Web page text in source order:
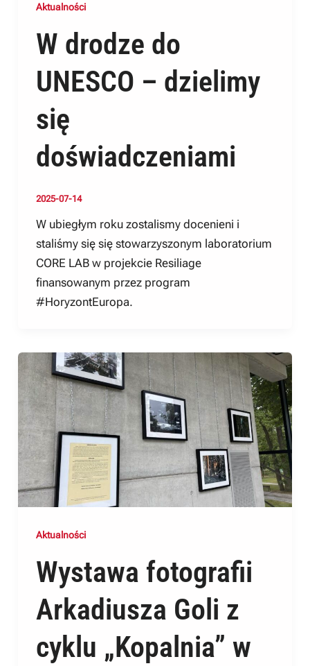
Aktualności
W drodze do
UNESCO – dzielimy
się
doświadczeniami
2025-07-14
W ubiegłym roku zostalismy docenieni i
staliśmy się się stowarzyszonym laboratorium
CORE LAB w projekcie Resiliage
finansowanym przez program
#HoryzontEuropa.
Aktualności
Wystawa fotografii
Arkadiusza Goli z
cyklu „Kopalnia” w